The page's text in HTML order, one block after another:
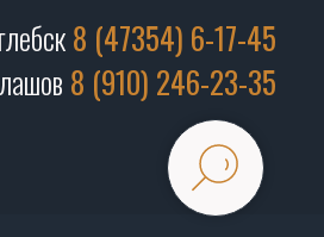
8 (47354) 6-17-45
8 (910) 246-23-35